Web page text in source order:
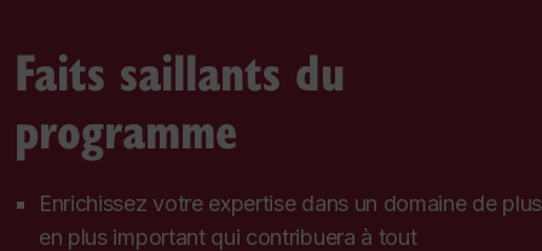
Faits saillants du
programme
Enrichissez votre expertise dans un domaine de plus
en plus important qui contribuera à tout